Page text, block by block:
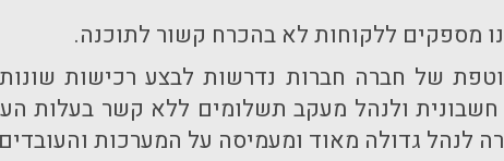
מספקים ללקוחות לא בהכרח קשור לתוכנה.
של חברה חברות נדרשות לבצע רכישות
ולנהל מעקב תשלומים ללא קשר בעלות
לנהל גדולה מאוד ומעמיסה על המערכות